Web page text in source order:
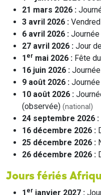
21 mars 2026 :
3 avril 2026 :
6 avril 2026 :
27 avril 2026 : Jour
1 er mai 2026 : Fête
16 juin 2026 :
9 août 2026 :
10 août 2026 :
(observée) (national)
24 septembre 2026 :
16 décembre 2026 :
25 décembre 2026 :
26 décembre 2026 :
Jours fériés
1 er janvier 2027 :